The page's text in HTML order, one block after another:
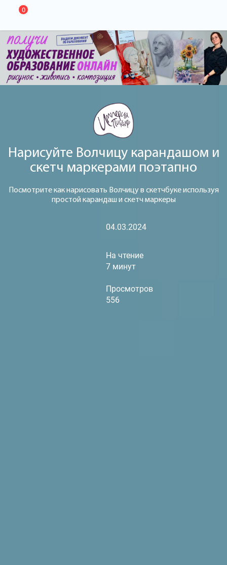
0
Нарисуйте Волчицу карандашом и
скетч маркерами поэтапно
Посмотрите как нарисовать Волчицу в скетчбуке используя
простой карандаш и скетч маркеры
04.03.2024
На чтение
7 минут
Просмотров
556